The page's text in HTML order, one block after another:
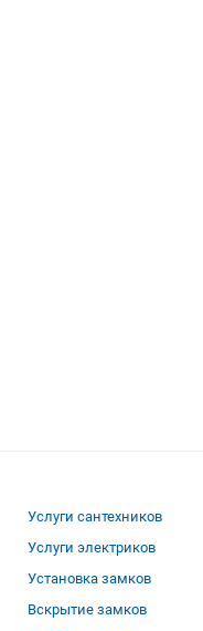
Услуги сантехников
Услуги электриков
Установка замков
Вскрытие замков